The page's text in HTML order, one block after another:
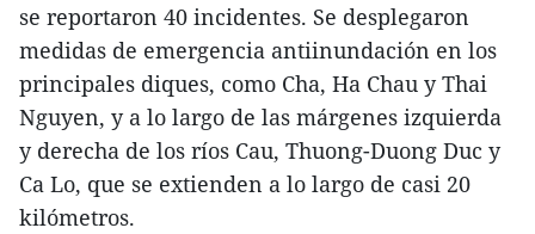
se reportaron 40 incidentes. Se desplegaron
medidas de emergencia antiinundación en los
principales diques, como Cha, Ha Chau y Thai
Nguyen, y a lo largo de las márgenes izquierda
y derecha de los ríos Cau, Thuong-Duong Duc y
Ca Lo, que se extienden a lo largo de casi 20
kilómetros.